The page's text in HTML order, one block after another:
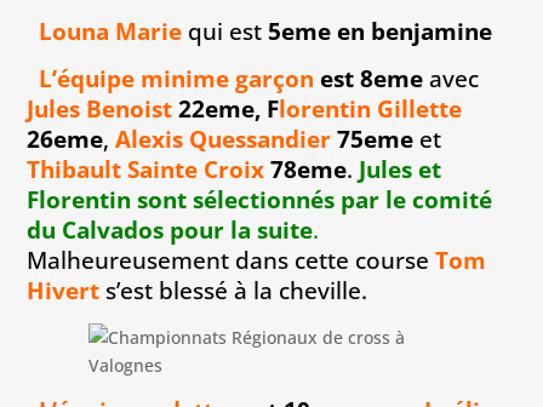
Louna Marie qui est 5eme en benjamine
L’équipe minime garçon est 8eme avec
Jules Benoist 22eme, Florentin Gillette
26eme,Alexis Quessandier 75eme et
Thibault Sainte Croix 78eme. Jules et
Florentin sont sélectionnés par le comité
du Calvados pour la suite.
Malheureusement dans cette courseTom
Hivert s’est blessé à la cheville.